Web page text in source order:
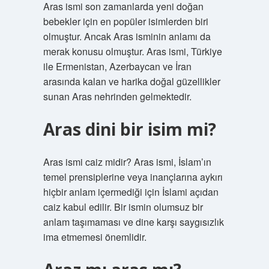
Aras ismi son zamanlarda yeni doğan
bebekler için en popüler isimlerden biri
olmuştur. Ancak Aras isminin anlamı da
merak konusu olmuştur. Aras ismi, Türkiye
ile Ermenistan, Azerbaycan ve İran
arasında kalan ve harika doğal güzellikler
sunan Aras nehrinden gelmektedir.
Aras dini bir isim mi?
Aras ismi caiz midir? Aras ismi, İslam’ın
temel prensiplerine veya inançlarına aykırı
hiçbir anlam içermediği için İslami açıdan
caiz kabul edilir. Bir ismin olumsuz bir
anlam taşımaması ve dine karşı saygısızlık
ima etmemesi önemlidir.